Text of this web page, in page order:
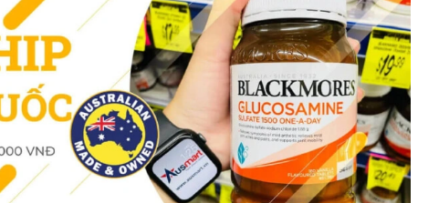
Hyaluronate, Creatine, 1-Methylhydantoin-2-Imide,
Stearate, Xanthan Gum, Ethylhexylglycerin, Caprylyl
Acid, Phenoxyethanol, Parfum.
phần NIVEA Q10 Anti-Wrinkle Night Cream:
hóa mạnh, hỗ trợ ngăn ngừa lão hóa sớm.
và tái cấu trúc làn da.
ẩm vượt trội, làm đầy nếp nhăn từ bên trong.
như
bơ hạt mỡ (Shea Butter),dầu hạt Macadamia,